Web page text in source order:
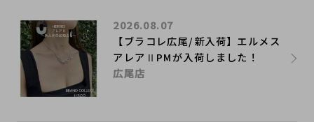
【ブラコレ広尾/新入荷】エルメス
アレアⅡPMが入荷しました！
2026.08.07
広尾店